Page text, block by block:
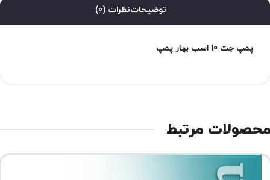
توضیحاتنظرات (0)
پمپ جت 10 اسب بهار پمپ
مرتبط